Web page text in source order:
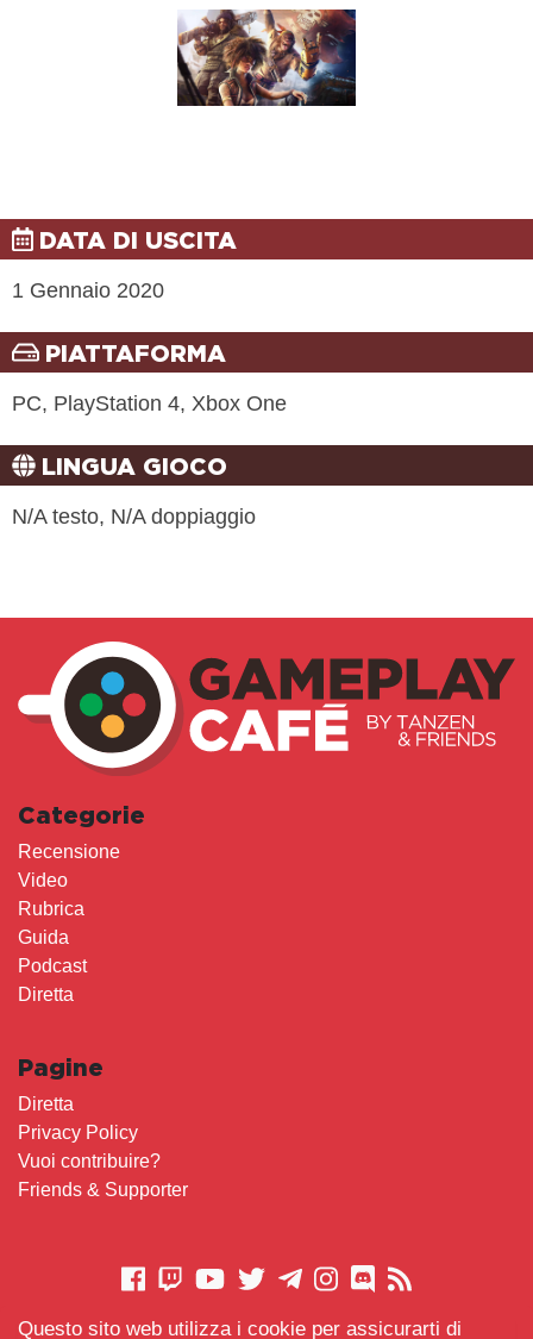
Questo sito web utilizza i cookie per assicurarti di
DATA DI USCITA
1 Gennaio 2020
PIATTAFORMA
PC, PlayStation 4, Xbox One
LINGUA GIOCO
N/A testo, N/A doppiaggio
Categorie
Recensione
Video
Rubrica
Guida
Podcast
Diretta
Pagine
Diretta
Privacy Policy
Vuoi contribuire?
Friends & Supporter